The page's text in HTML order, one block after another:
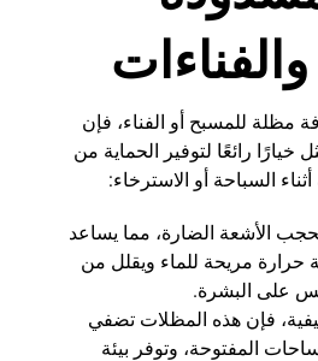
مظلة للمسبح أو الفناء، فإن
خيارًا رائعًا لتوفير الحماية من
السباحة أو الاسترخاء:
الأشعة الضارة، مما يساعد
مريحة للماء ويقلل من
على البشرة.
فإن هذه المظلات تضفي
المفتوحة، وتوفر بيئة